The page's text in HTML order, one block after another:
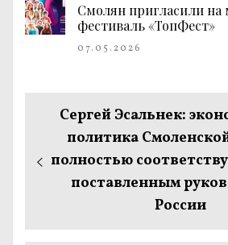
Смолян пригласили
фестиваль «ТопФест»
07.05.2026
Навигация
записям
Предыдущая
запись:
Сергей Эсальнек:
политика
полностью
поставленным
России